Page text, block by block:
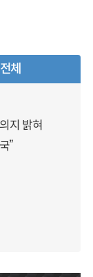
전체
지 밝혀
”